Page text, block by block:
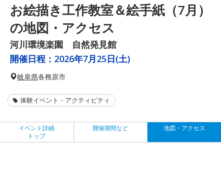
お絵描き工作教室＆絵手紙（7月）
の地図・アクセス
河川環境楽園 自然発見館
開催日程： 2026年7月25日(土)
岐阜県各務原市
体験イベント・アクティビティ
イベント詳細
トップ
開催期間など 地図・アクセス